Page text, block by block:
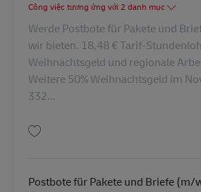
Công việc tương ứng với 2 danh mục
Werde Postbote für Pakete und
wir bieten. 18,48 € Tarif-
Weihnachtsgeld und regionale
Weitere 50% Weihnachtsgeld im
332...
Postbote für Pakete und Briefe (m/